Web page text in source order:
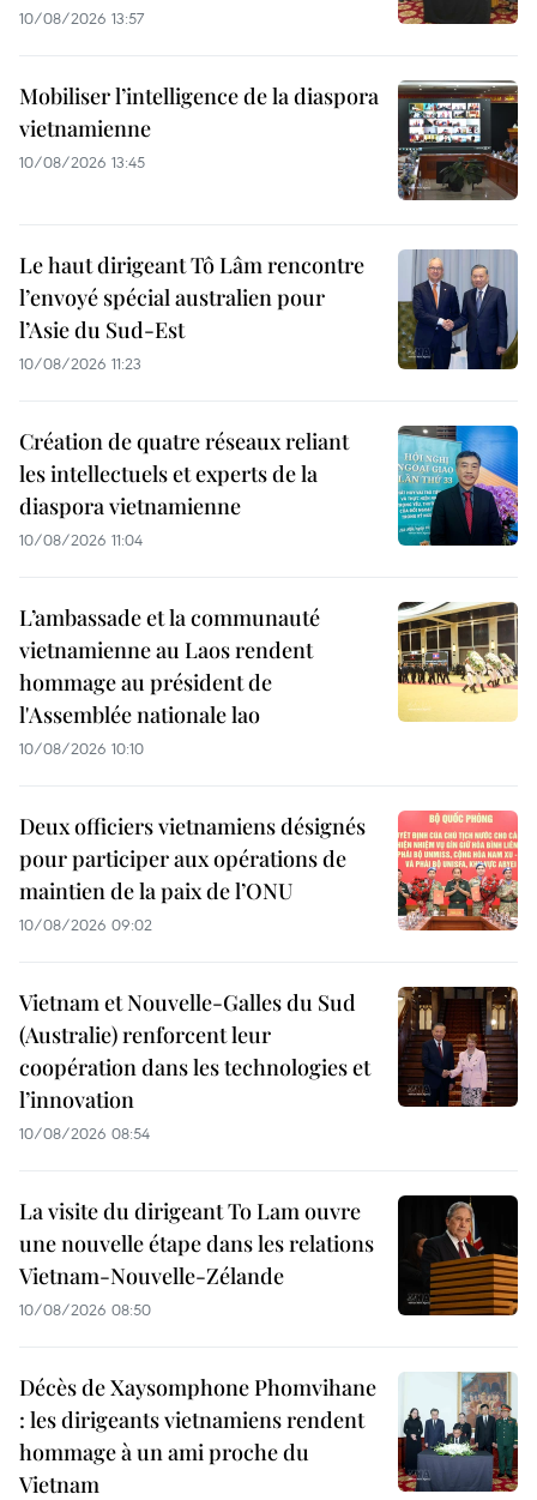
10/08/2026 13:57
Mobiliser l’intelligence de la diaspora
vietnamienne
10/08/2026 13:45
Le haut dirigeant Tô Lâm rencontre
l’envoyé spécial australien pour
l’Asie du Sud-Est
10/08/2026 11:23
Création de quatre réseaux reliant
les intellectuels et experts de la
diaspora vietnamienne
10/08/2026 11:04
L’ambassade et la communauté
vietnamienne au Laos rendent
hommage au président de
l'Assemblée nationale lao
10/08/2026 10:10
Deux officiers vietnamiens désignés
pour participer aux opérations de
maintien de la paix de l’ONU
10/08/2026 09:02
Vietnam et Nouvelle-Galles du Sud
(Australie) renforcent leur
coopération dans les technologies et
l’innovation
10/08/2026 08:54
La visite du dirigeant To Lam ouvre
une nouvelle étape dans les relations
Vietnam-Nouvelle-Zélande
10/08/2026 08:50
Décès de Xaysomphone Phomvihane
: les dirigeants vietnamiens rendent
hommage à un ami proche du
Vietnam